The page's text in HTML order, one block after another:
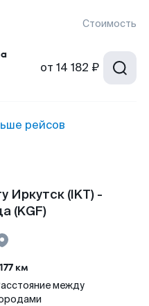
Стоимость
от 14 182 ₽
рейсов
Иркутск (IKT) -
(KGF)
км
между